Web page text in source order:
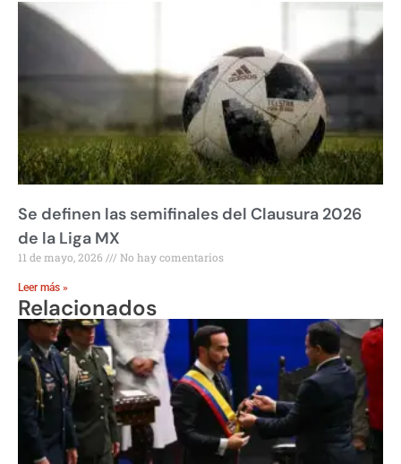
Se definen las semifinales del Clausura 2026
de la Liga MX
11 de mayo, 2026 No hay comentarios
Leer más »
Relacionados